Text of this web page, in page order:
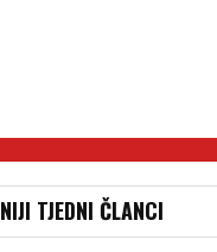
TJEDNI ČLANCI